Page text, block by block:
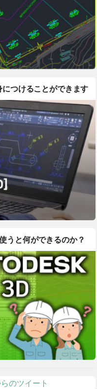
つけることができます
うと何ができるのか？
のツイート